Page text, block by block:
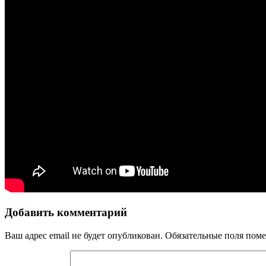
Добавить комментарий
Ваш адрес email не будет опубликован. Обязательные поля